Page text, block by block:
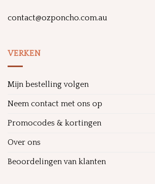
contact@ozponcho.com.au
VERKEN
Mijn bestelling volgen
Neem contact met ons op
Promocodes & kortingen
Over ons
Beoordelingen van klanten